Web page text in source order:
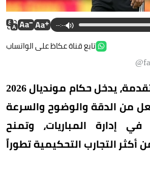
--:--
تابع قناة عكاظ على الواتساب
في منظومة متقدمة، يدخل حكام مونديال 2026
من الدقة والوضوح والسرعة
إدارة المباريات، وتمنح
أكثر التجارب التحكيمية تطوراً